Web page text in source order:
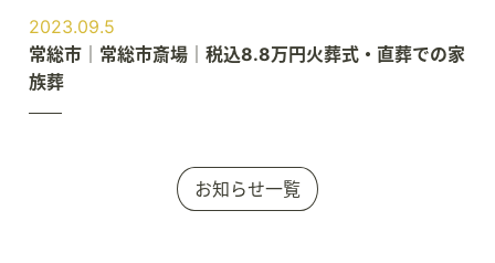
2023.09.5
常総市｜常総市斎場｜税込8.8万円火葬式・直葬での家
族葬
お知らせ一覧